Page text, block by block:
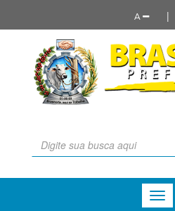
A |
Menu